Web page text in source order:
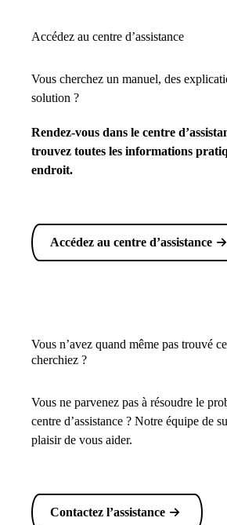
Accédez au centre d’assistance
Vous cherchez un manuel, des
solution ?
Rendez-vous dans le centre
trouvez toutes les informations
endroit.
Accédez au centre d’assistance
Vous n’avez quand même pas trouvé
cherchiez ?
Vous ne parvenez pas à résoudre le
centre d’assistance ? Notre équipe de
plaisir de vous aider.
Contactez l’assistance